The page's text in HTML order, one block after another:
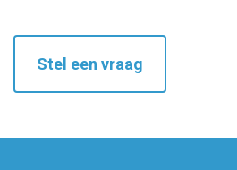
Stel een vraag